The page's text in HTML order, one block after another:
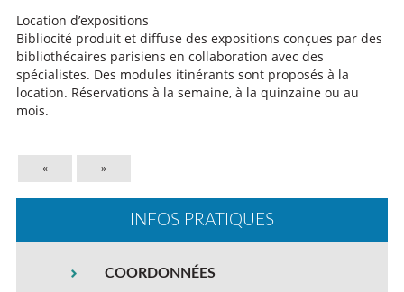
Location d’expositions
Bibliocité produit et diffuse des expositions conçues par des
bibliothécaires parisiens en collaboration avec des
spécialistes. Des modules itinérants sont proposés à la
location. Réservations à la semaine, à la quinzaine ou au
mois.
« »
INFOS PRATIQUES
COORDONNÉES